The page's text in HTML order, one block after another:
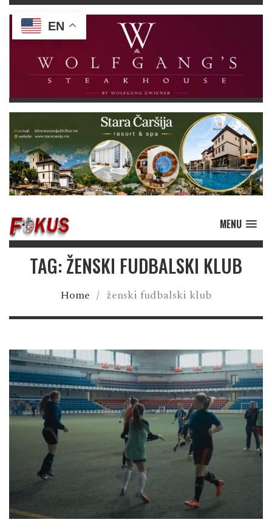
MENU
TAG: ŽENSKI FUDBALSKI KLUB
Home / ženski fudbalski klub
EN